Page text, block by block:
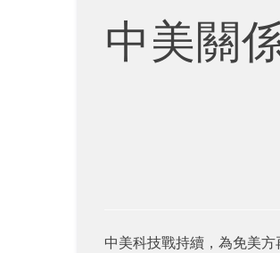
中美關
中美科技戰持續，為免美